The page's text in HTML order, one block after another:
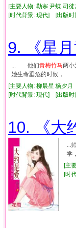
[主要人物: 勒寒 尹蝶 司
[时代背景: 现代] [出版
9. 《星月
... 他们青梅竹马两
她生命垂危的时候
[主要人物: 柳晨星 杨夕
[时代背景: 现代] [出版
10. 《大
学
[主
[时